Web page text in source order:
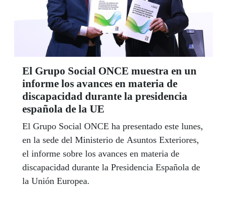
El Grupo Social ONCE muestra en un
informe los avances en materia de
discapacidad durante la presidencia
española de la UE
El Grupo Social ONCE ha presentado este lunes,
en la sede del Ministerio de Asuntos Exteriores,
el informe sobre los avances en materia de
discapacidad durante la Presidencia Española de
la Unión Europea.